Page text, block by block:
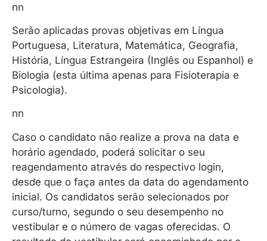
nn
Serão aplicadas provas objetivas em Língua
Portuguesa, Literatura, Matemática, Geografia,
História, Língua Estrangeira (Inglês ou Espanhol) e
Biologia (esta última apenas para Fisioterapia e
Psicologia).
nn
Caso o candidato não realize a prova na data e
horário agendado, poderá solicitar o seu
reagendamento através do respectivo login,
desde que o faça antes da data do agendamento
inicial. Os candidatos serão selecionados por
curso/turno, segundo o seu desempenho no
vestibular e o número de vagas oferecidas. O